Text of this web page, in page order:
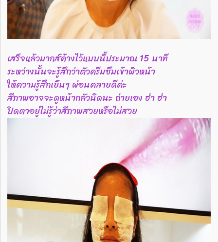
เสร็จแล้วมากส์ค้างไว้แบบนี้ประมาณ 15 นาที
ระหว่างนั้นจะรู้สึกว่าตัวครีมซึมเข้าผิวหน้า
ให้ความรู้สึกเย็นๆ ผ่อนคลายดีค่ะ
สีภาพอาจจะดูหน้ากลัวนิดนะ ถ่ายเอง ฮ่า ฮ่า
ปิดตาอยู่ไม่รู้ว่าสีภาพสวยหรือไม่สวย